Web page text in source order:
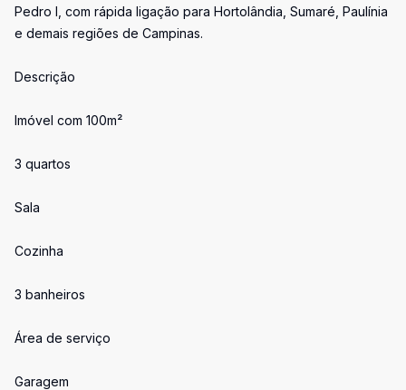
Pedro I, com rápida ligação para Hortolândia, Sumaré, Paulínia
e demais regiões de Campinas.
Descrição
Imóvel com 100m²
3 quartos
Sala
Cozinha
3 banheiros
Área de serviço
Garagem